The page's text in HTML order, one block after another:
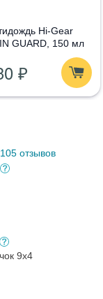
Hi-Gear
GUARD, 150 мл
₽
105 отзывов
9x4